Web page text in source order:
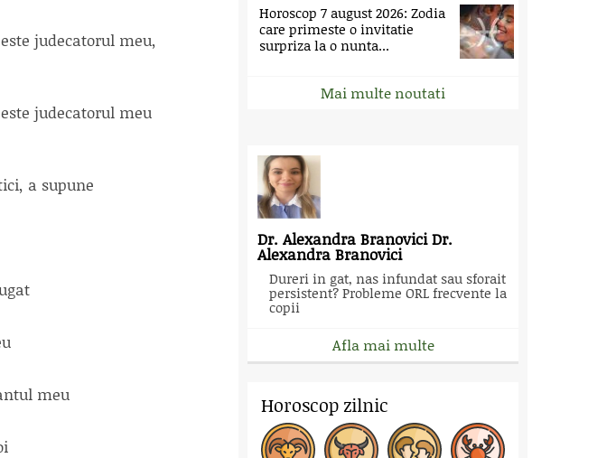
judecatorul meu,
judecatorul meu
a supune
meu
Horoscop 7 august 2026: Zodia
care primeste o invitatie
surpriza la o nunta...
Mai multe noutati
Dr. Alexandra Branovici Dr.
Alexandra Branovici
Dureri in gat, nas infundat sau sforait
persistent? Probleme ORL frecvente la
copii
Afla mai multe
Horoscop zilnic